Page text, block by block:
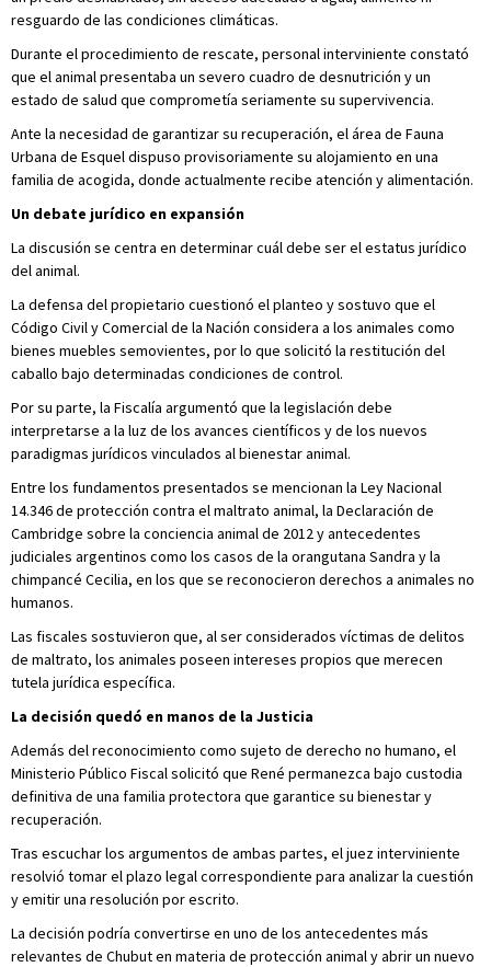
resguardo de las condiciones climáticas.
Durante el procedimiento de rescate, personal interviniente constató
que el animal presentaba un severo cuadro de desnutrición y un
estado de salud que comprometía seriamente su supervivencia.
Ante la necesidad de garantizar su recuperación, el área de Fauna
Urbana de Esquel dispuso provisoriamente su alojamiento en una
familia de acogida, donde actualmente recibe atención y alimentación.
Un debate jurídico en expansión
La discusión se centra en determinar cuál debe ser el estatus jurídico
del animal.
La defensa del propietario cuestionó el planteo y sostuvo que el
Código Civil y Comercial de la Nación considera a los animales como
bienes muebles semovientes, por lo que solicitó la restitución del
caballo bajo determinadas condiciones de control.
Por su parte, la Fiscalía argumentó que la legislación debe
interpretarse a la luz de los avances científicos y de los nuevos
paradigmas jurídicos vinculados al bienestar animal.
Entre los fundamentos presentados se mencionan la Ley Nacional
14.346 de protección contra el maltrato animal, la Declaración de
Cambridge sobre la conciencia animal de 2012 y antecedentes
judiciales argentinos como los casos de la orangutana Sandra y la
chimpancé Cecilia, en los que se reconocieron derechos a animales no
humanos.
Las fiscales sostuvieron que, al ser considerados víctimas de delitos
de maltrato, los animales poseen intereses propios que merecen
tutela jurídica específica.
La decisión quedó en manos de la Justicia
Además del reconocimiento como sujeto de derecho no humano, el
Ministerio Público Fiscal solicitó que René permanezca bajo custodia
definitiva de una familia protectora que garantice su bienestar y
recuperación.
Tras escuchar los argumentos de ambas partes, el juez interviniente
resolvió tomar el plazo legal correspondiente para analizar la cuestión
y emitir una resolución por escrito.
La decisión podría convertirse en uno de los antecedentes más
relevantes de Chubut en materia de protección animal y abrir un nuevo